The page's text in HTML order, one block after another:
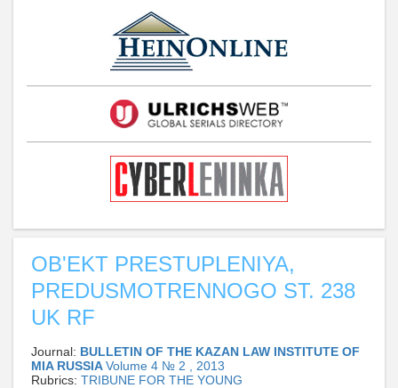
OB'EKT PRESTUPLENIYA,
PREDUSMOTRENNOGO ST. 238
UK RF
Journal: BULLETIN OF THE KAZAN LAW INSTITUTE OF
MIA RUSSIAVolume 4 № 2 , 2013
Rubrics: TRIBUNE FOR THE YOUNG